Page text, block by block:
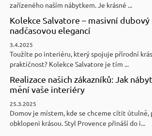
zařízeného naším nábytkem. Je krásné ...
Kolekce Salvatore – masivní dubový
nadčasovou elegancí
3.4.2025
Toužíte po interiéru, který spojuje přírodní
praktičnost? Kolekce Salvatore je tím ...
Realizace našich zákazníků: Jak
mění vaše interiéry
25.3.2025
Domov je místem, kde se chceme cítit útulně,
obklopeni krásou. Styl Provence přináší do i...